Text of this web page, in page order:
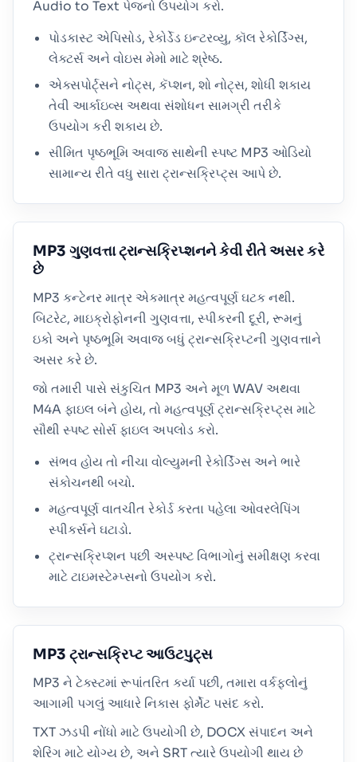
Audio to Text પેજનો ઉપયોગ કરો.
પોડકાસ્ટ એપિસોડ, રેકોર્ડેડ ઇન્ટરવ્યુ, કૉલ રેકોર્ડિંગ્સ,
લેક્ટર્સ અને વોઇસ મેમો માટે શ્રેષ્ઠ.
એક્સપોર્ટ્સને નોટ્સ, કૅપ્શન, શો નોટ્સ, શોધી શકાય
તેવી આર્કાઇવ્સ અથવા સંશોધન સામગ્રી તરીકે
ઉપયોગ કરી શકાય છે.
સીમિત પૃષ્ઠભૂમિ અવાજ સાથેની સ્પષ્ટ MP3 ઓડિયો
સામાન્ય રીતે વધુ સારા ટ્રાન્સક્રિપ્ટ્સ આપે છે.
MP3 ગુણવત્તા ટ્રાન્સક્રિપ્શનને કેવી રીતે અસર કરે
છે
MP3 કન્ટેનર માત્ર એકમાત્ર મહત્વપૂર્ણ ઘટક નથી.
બિટરેટ, માઇક્રોફોનની ગુણવત્તા, સ્પીકરની દૂરી, રૂમનું
ઇકો અને પૃષ્ઠભૂમિ અવાજ બધું ટ્રાન્સક્રિપ્ટની ગુણવત્તાને
અસર કરે છે.
જો તમારી પાસે સંકુચિત MP3 અને મૂળ WAV અથવા
M4A ફાઇલ બંને હોય, તો મહત્વપૂર્ણ ટ્રાન્સક્રિપ્ટ્સ માટે
સૌથી સ્પષ્ટ સોર્સ ફાઇલ અપલોડ કરો.
સંભવ હોય તો નીચા વોલ્યુમની રેકોર્ડિંગ્સ અને ભારે
સંકોચનથી બચો.
મહત્વપૂર્ણ વાતચીત રેકોર્ડ કરતા પહેલા ઓવરલેપિંગ
સ્પીકર્સને ઘટાડો.
ટ્રાન્સક્રિપ્શન પછી અસ્પષ્ટ વિભાગોનું સમીક્ષણ કરવા
માટે ટાઇમસ્ટેમ્પ્સનો ઉપયોગ કરો.
MP3 ટ્રાન્સક્રિપ્ટ આઉટપુટ્સ
MP3 ને ટેક્સ્ટમાં રૂપાંતરિત કર્યા પછી, તમારા વર્કફ્લોનું
આગામી પગલું આધારે નિકાસ ફોર્મેટ પસંદ કરો.
TXT ઝડપી નોંધો માટે ઉપયોગી છે, DOCX સંપાદન અને
શેરિંગ માટે યોગ્ય છે, અને SRT ત્યારે ઉપયોગી થાય છે